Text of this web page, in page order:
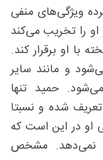
ویژگی‌های منفی‌
را تخریب می‌کند
با او برقرار کند.
و مانند سایر
می‌شود. حمید تنها
شده و نسبتا
او در این است که
نمی‌دهد. مشخص